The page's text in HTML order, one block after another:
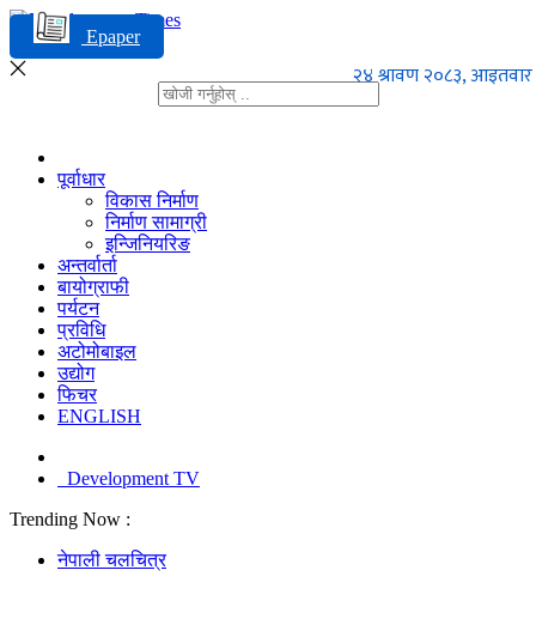
Epaper
पूर्वाधार
विकास निर्माण
निर्माण सामाग्री
इन्जिनियरिङ
अन्तर्वार्ता
बायोग्राफी
पर्यटन
प्रविधि
अटोमोबाइल
उद्योग
फिचर
ENGLISH
Development TV
Trending Now :
नेपाली चलचित्र